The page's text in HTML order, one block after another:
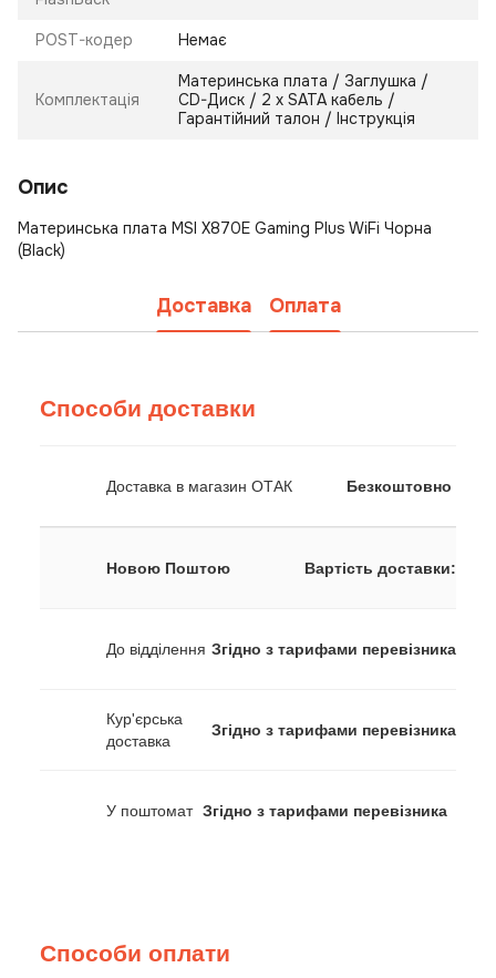
POST-кодер Немає
Комплектація
Материнська плата / Заглушка /
CD-Диск / 2 х SATA кабель /
Гарантійний талон / Інструкція
Опис
Материнська плата MSI X870E Gaming Plus WiFi Чорна
(Black)
Доставка Оплата
Способи доставки
Доставка в магазин ОТАК Безкоштовно
Новою Поштою Вартість доставки:
До відділення Згідно з тарифами перевізника
Кур'єрська
доставка
Згідно з тарифами перевізника
У поштомат Згідно з тарифами перевізника
Способи оплати